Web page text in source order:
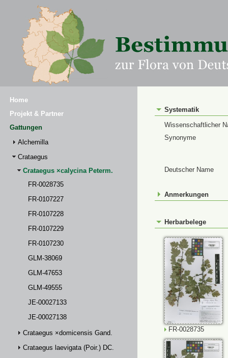
Home
Projekt & Partner
Gattungen
Alchemilla
Crataegus
Crataegus ×calycina Peterm.
FR-0028735
FR-0107227
FR-0107228
FR-0107229
FR-0107230
GLM-38069
GLM-47653
GLM-49555
JE-00027133
JE-00027138
Crataegus ×domicensis Gand.
Crataegus laevigata (Poir.) DC.
Systematik
Wissenschaftlicher
Synonyme
Deutscher Name
Anmerkungen
Herbarbelege
FR-0028735